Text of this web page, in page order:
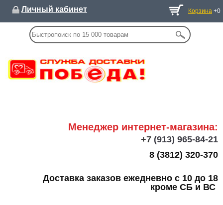
Личный кабинет Корзина +0
Менеджер интернет-магазина:
+7 (913) 965-84-21
8 (3812) 320-370
Доставка заказов ежедневно с 10 до 18
кроме СБ и ВС